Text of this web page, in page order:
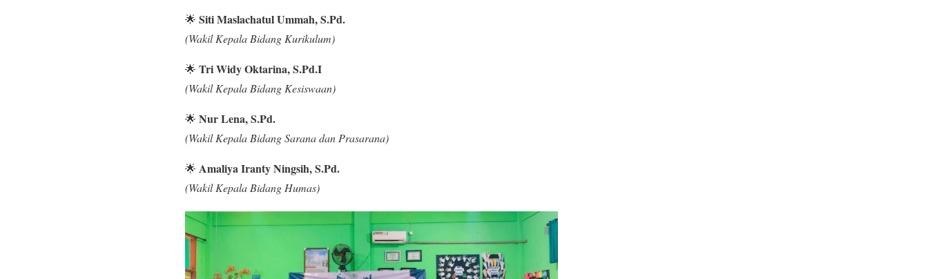
🌟 Siti Maslachatul Ummah, S.Pd.
(Wakil Kepala Bidang Kurikulum)
🌟 Tri Widy Oktarina, S.Pd.I
(Wakil Kepala Bidang Kesiswaan)
🌟 Nur Lena, S.Pd.
(Wakil Kepala Bidang Sarana dan Prasarana)
🌟 Amaliya Iranty Ningsih, S.Pd.
(Wakil Kepala Bidang Humas)